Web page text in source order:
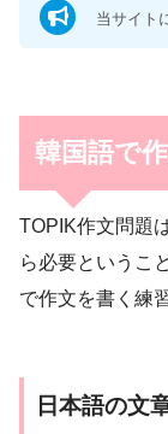
当サイト
韓国語で
TOPIK作文問題
ら必要というこ
で作文を書く練
日本語の文